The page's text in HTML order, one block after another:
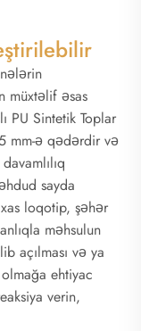
müxtəlif əsas
PU Sintetik Toplar
mm-ə qədərdir və
sayda
loqotip, şəhər
məhsulun
açılması və ya
ehtiyac
verin,